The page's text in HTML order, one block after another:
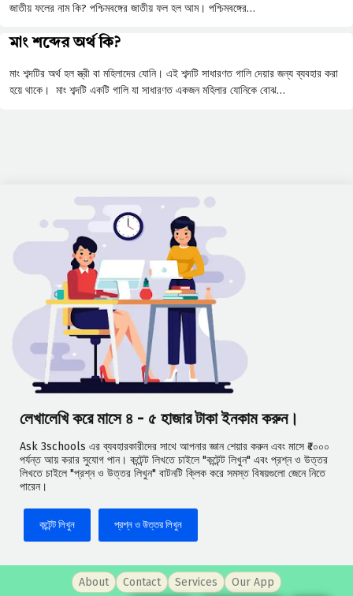
জাতীয় ফলের নাম কি? পশ্চিমবঙ্গের জাতীয় ফল হল আম। পশ্চিমবঙ্গের…
মাং শব্দের অর্থ কি?
মাং শব্দটির অর্থ হল স্ত্রী বা মহিলাদের যোনি। এই শব্দটি সাধারণত গালি দেয়ার জন্য ব্যবহার করা
হয়ে থাকে। মাং শব্দটি একটি গালি যা সাধারণত একজন মহিলার যোনিকে বোঝ…
লেখালেখি করে মাসে ৪ - ৫ হাজার টাকা ইনকাম করুন।
Ask 3schools এর ব্যবহারকারীদের সাথে আপনার জ্ঞান শেয়ার করুন এবং মাসে ₹৫০০০
পর্যন্ত আয় করার সুযোগ পান। কন্টেন্ট লিখতে চাইলে "কন্টেন্ট লিখুন" এবং প্রশ্ন ও উত্তর
লিখতে চাইলে "প্রশ্ন ও উত্তর লিখুন" বাটনটি ক্লিক করে সমস্ত বিষয়গুলো জেনে নিতে
পারেন।
কন্টেন্ট লিখুন প্রশ্ন ও উত্তর লিখুন
About Contact Services Our App